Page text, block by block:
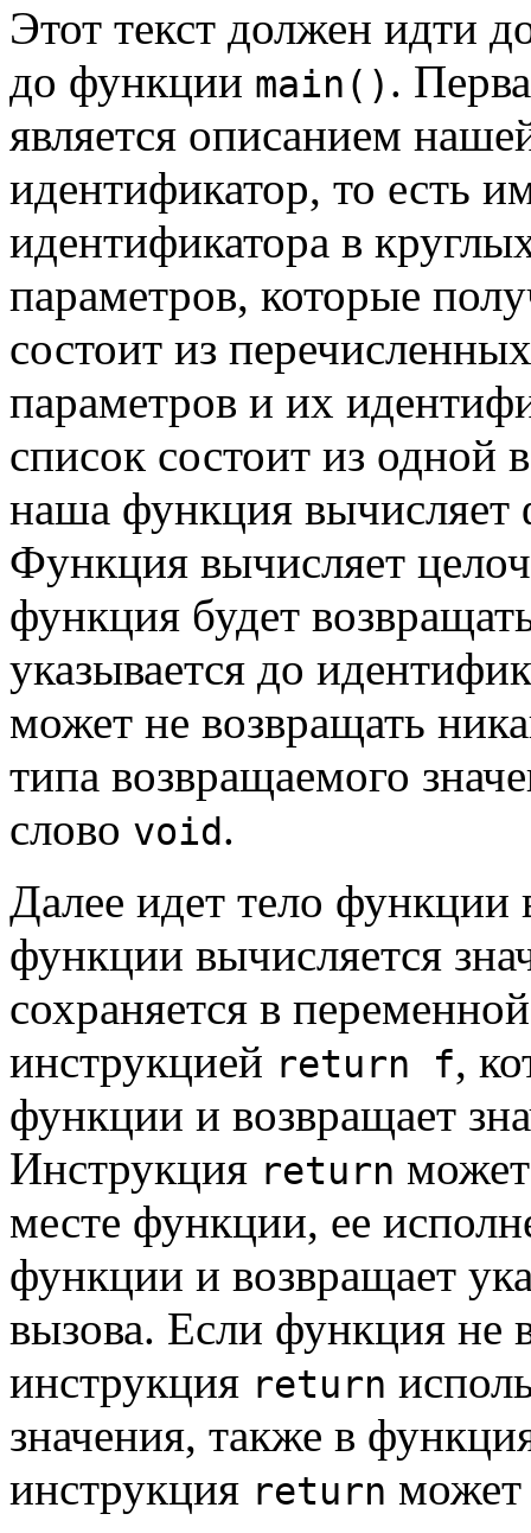
Этот текст должен идти
до функции main() .
является описанием
идентификатор, то есть
идентификатора в
параметров, которые
состоит из
параметров и их
список состоит из одной
наша функция вычисляет
Функция вычисляет
функция будет
указывается до
может не возвращать
типа возвращаемого
слово void.
Далее идет тело
функции вычисляется
сохраняется в
инструкцией return f,
функции и возвращает
Инструкция return
месте функции, ее
функции и возвращает
вызова. Если функция не
инструкция return
значения, также в
инструкция return может